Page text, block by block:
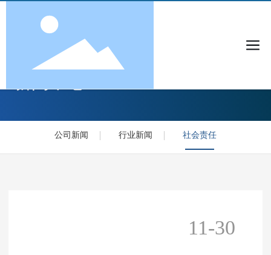
公司新闻 行业新闻 社会责任
11-30